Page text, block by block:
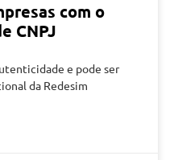
com o
CNPJ
e pode ser
da Redesim